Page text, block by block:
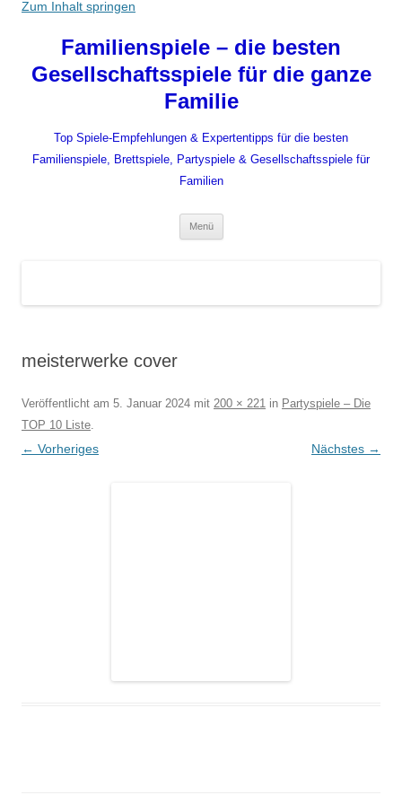
Zum Inhalt springen
Familienspiele – die besten
Gesellschaftsspiele für die ganze
Familie
Top Spiele-Empfehlungen & Expertentipps für die besten
Familienspiele, Brettspiele, Partyspiele & Gesellschaftsspiele für
Familien
Menü
meisterwerke cover
Veröffentlicht am 5. Januar 2024 mit 200 × 221 in Partyspiele – Die
TOP 10 Liste.
← Vorheriges Nächstes →